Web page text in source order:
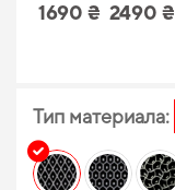
1690 ₴ 2490 ₴
Тип материала: